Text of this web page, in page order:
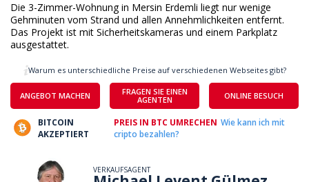
Die 3-Zimmer-Wohnung in Mersin Erdemli liegt nur wenige
Gehminuten vom Strand und allen Annehmlichkeiten entfernt.
Das Projekt ist mit Sicherheitskameras und einem Parkplatz
ausgestattet.
ANGEBOT MACHEN
FRAGEN SIE EINEN
AGENTEN
ONLINE BESUCH
Warum es unterschiedliche Preise auf verschiedenen Webseites gibt?
BITCOIN
AKZEPTIERT
PREIS IN BTC UMRECHEN Wie kann ich mit
cripto bezahlen?
VERKAUFSAGENT